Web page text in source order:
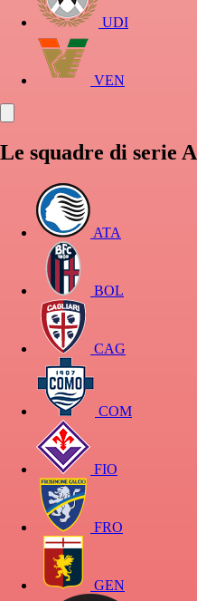
UDI
VEN
Le squadre di serie A
ATA
BOL
CAG
COM
FIO
FRO
GEN